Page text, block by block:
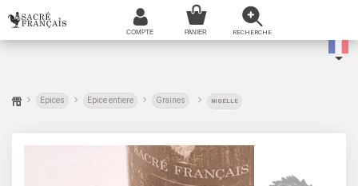
Epices Epice entiere Graines NIGELLE